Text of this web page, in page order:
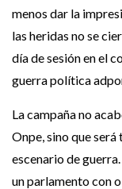
menos dar la
las heridas no se
día de sesión en el
guerra política
La campaña no
Onpe, sino que
escenario de
un parlamento con